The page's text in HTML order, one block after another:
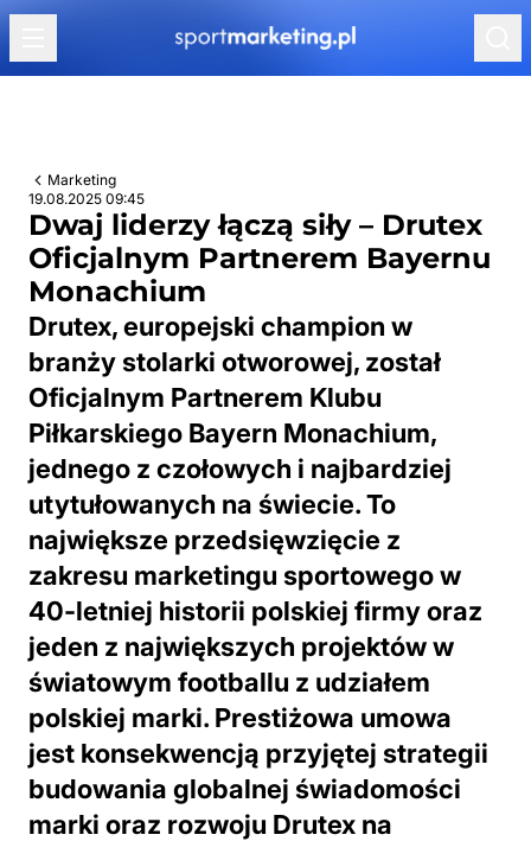
Przejdź do treści
Marketing
19.08.2025 09:45
Dwaj liderzy łączą siły – Drutex
Oficjalnym Partnerem Bayernu
Monachium
Drutex, europejski champion w
branży stolarki otworowej, został
Oficjalnym Partnerem Klubu
Piłkarskiego Bayern Monachium,
jednego z czołowych i najbardziej
utytułowanych na świecie. To
największe przedsięwzięcie z
zakresu marketingu sportowego w
40-letniej historii polskiej firmy oraz
jeden z największych projektów w
światowym footballu z udziałem
polskiej marki. Prestiżowa umowa
jest konsekwencją przyjętej strategii
budowania globalnej świadomości
marki oraz rozwoju Drutex na